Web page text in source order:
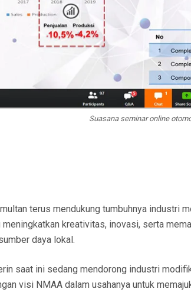
Suasana seminar online
terus mendukung tumbuhnya industri
kreativitas, inovasi, serta
daya lokal.
saat ini sedang mendorong industri
visi NMAA dalam usahanya untuk